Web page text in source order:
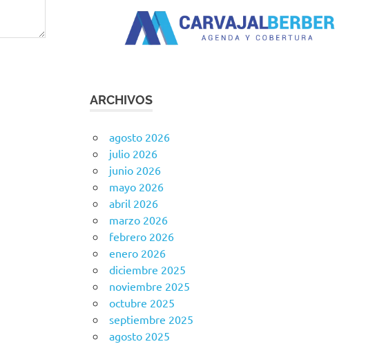
ARCHIVOS
agosto 2026
julio 2026
junio 2026
mayo 2026
abril 2026
marzo 2026
febrero 2026
enero 2026
diciembre 2025
noviembre 2025
octubre 2025
septiembre 2025
agosto 2025